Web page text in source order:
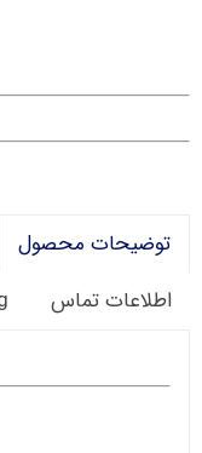
توضیحات محصول
اطلاعات تماس